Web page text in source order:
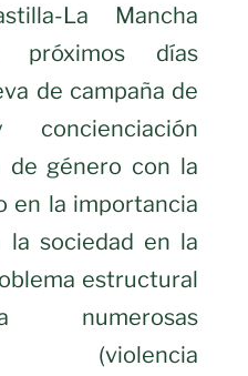
La Mancha
días
de campaña de
concienciación
de género con la
en la importancia
sociedad en la
estructural
numerosas
(violencia